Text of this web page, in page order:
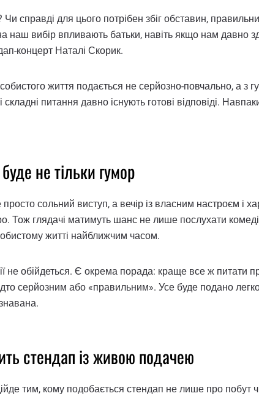
справді для цього потрібен збіг обставин,
наш вибір впливають батьки, навіть якщо нам давно
концерт Наталі Скорик.
життя подається не серйозно-повчально, а
питання давно існують готові відповіді.
не тільки гумор
сольний виступ, а вечір із власним настроєм і
Тож глядачі матимуть шанс не лише послухати
житті найближчим часом.
не обійдеться. Є окрема порада: краще все ж питати
серйозним або «правильним». Усе буде подано
стендап із живою подачею
тим, кому подобається стендап не лише про